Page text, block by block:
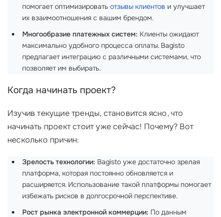
помогает оптимизировать отзывы клиентов и улучшает
их взаимоотношения с вашим брендом.
Многообразие платежных систем: Клиенты ожидают
максимально удобного процесса оплаты. Bagisto
предлагает интеграцию с различными системами, что
позволяет им выбирать.
Когда начинать проект?
Изучив текущие тренды, становится ясно, что
начинать проект стоит уже сейчас! Почему? Вот
несколько причин:
Зрелость технологии: Bagisto уже достаточно зрелая
платформа, которая постоянно обновляется и
расширяется. Использование такой платформы помогает
избежать рисков в долгосрочной перспективе.
Рост рынка электронной коммерции: По данным